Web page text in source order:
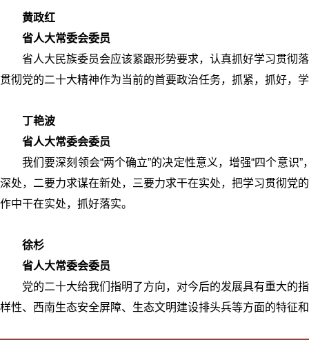
黄政红
省人大常委会委员
省人大民族委员会应该紧跟形势要求，认真抓好学习贯彻
贯彻党的二十大精神作为当前的首要政治任务，抓紧，抓好，
丁艳波
省人大常委会委员
我们要深刻领会“两个确立”的决定性意义，增强“四个意识
深处，二要力求谋在新处，三要力求干在实处，把学习贯彻党
作中干在实处，抓好落实。
徐杉
省人大常委会委员
党的二十大给我们指明了方向，对今后的发展具有重大的
样性、西南生态安全屏障、生态文明建设排头兵等方面的特征